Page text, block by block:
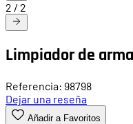
2 / 2
Limpiador de
Referencia: 98798
Dejar una reseña
Añadir a Favoritos